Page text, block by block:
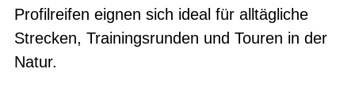
Profilreifen eignen sich ideal für alltägliche
Strecken, Trainingsrunden und Touren in der
Natur.